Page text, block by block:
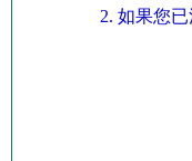
如果您